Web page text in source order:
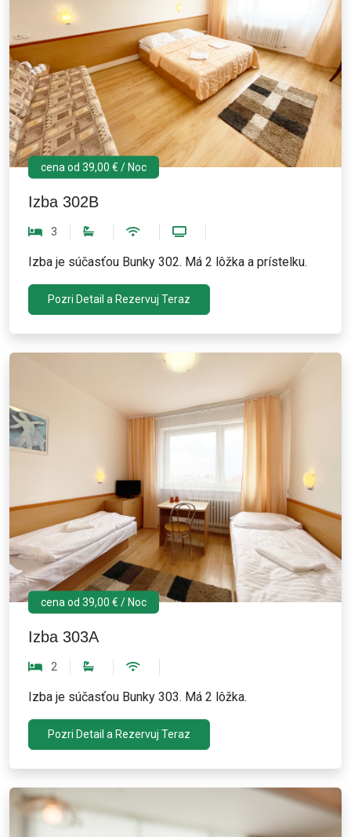
cena od 39,00 € / Noc
Izba 302B
3
Izba je súčasťou Bunky 302. Má 2 lôžka a prístelku.
Pozri Detail a Rezervuj Teraz
cena od 39,00 € / Noc
Izba 303A
2
Izba je súčasťou Bunky 303. Má 2 lôžka.
Pozri Detail a Rezervuj Teraz